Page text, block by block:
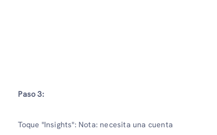
Paso 3:
Toque "Insights": Nota: necesita una cuenta